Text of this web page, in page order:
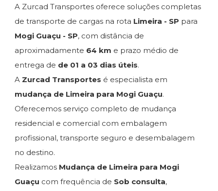
A Zurcad Transportes oferece soluções completas
de transporte de cargas na rota Limeira - SP para
Mogi Guaçu - SP, com distância de
aproximadamente 64 km e prazo médio de
entrega de de 01 a 03 dias úteis.
A Zurcad Transportes é especialista em
mudança de Limeira para Mogi Guaçu.
Oferecemos serviço completo de mudança
residencial e comercial com embalagem
profissional, transporte seguro e desembalagem
no destino.
Realizamos Mudança de Limeira para Mogi
Guaçu com frequência de Sob consulta,